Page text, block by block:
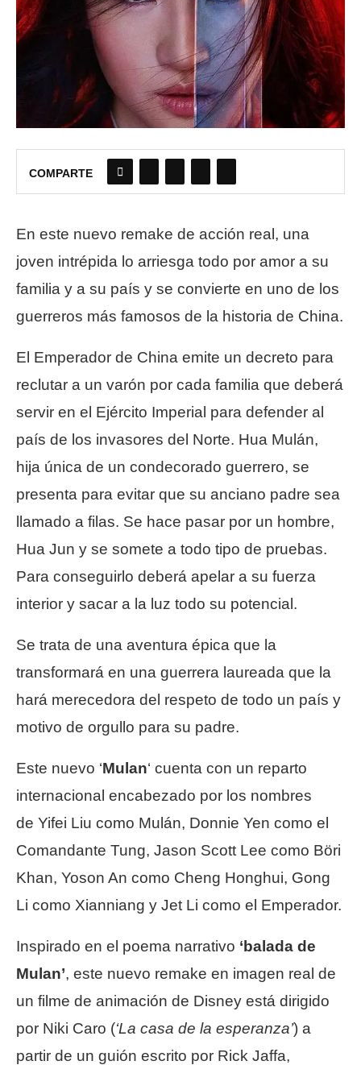
COMPARTE
En este nuevo remake de acción real, una
joven intrépida lo arriesga todo por amor a su
familia y a su país y se convierte en uno de los
guerreros más famosos de la historia de China.
El Emperador de China emite un decreto para
reclutar a un varón por cada familia que deberá
servir en el Ejército Imperial para defender al
país de los invasores del Norte. Hua Mulán,
hija única de un condecorado guerrero, se
presenta para evitar que su anciano padre sea
llamado a filas. Se hace pasar por un hombre,
Hua Jun y se somete a todo tipo de pruebas.
Para conseguirlo deberá apelar a su fuerza
interior y sacar a la luz todo su potencial.
Se trata de una aventura épica que la
transformará en una guerrera laureada que la
hará merecedora del respeto de todo un país y
motivo de orgullo para su padre.
Este nuevo ‘Mulan‘ cuenta con un reparto
internacional encabezado por los nombres
de Yifei Liu como Mulán, Donnie Yen como el
Comandante Tung, Jason Scott Lee como Böri
Khan, Yoson An como Cheng Honghui, Gong
Li como Xianniang y Jet Li como el Emperador.
Inspirado en el poema narrativo ‘balada de
Mulan’, este nuevo remake en imagen real de
un filme de animación de Disney está dirigido
por Niki Caro (‘La casa de la esperanza’) a
partir de un guión escrito por Rick Jaffa,